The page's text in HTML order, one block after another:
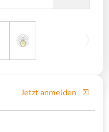
Jetzt anmelden